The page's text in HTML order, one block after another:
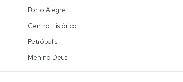
Porto Alegre
Centro Histórico
Petrópolis
Menino Deus